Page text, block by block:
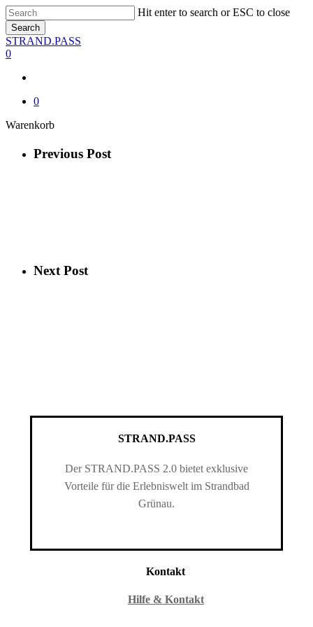
Skip
to
main
content
Hit enter to search or ESC to close
Search
Close
Search
STRAND.PASS
0
0
WarenkorbClose
Previous Post
Next Post
STRAND.PASS
Der STRAND.PASS 2.0 bietet exklusive
Vorteile für die Erlebniswelt im Strandbad
Grünau.
Kontakt
Hilfe & Kontakt